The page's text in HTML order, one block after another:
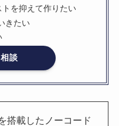
を抑えて作りたい
きたい
談
搭載したノーコード